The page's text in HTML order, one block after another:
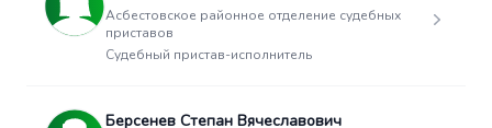
Асбестовское районное отделение судебных
приставов
Судебный пристав-исполнитель
Берсенев Степан Вячеславович